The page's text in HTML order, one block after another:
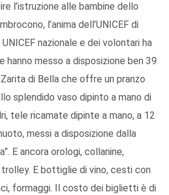
l’istruzione alle bambine dello
l’anima dell’UNICEF di
nazionale e dei volontari ha
hanno messo a disposizione ben 39
di Bella che offre un pranzo
splendido vaso dipinto a mano di
tele ricamate dipinte a mano, a 12
messi a disposizione dalla
E ancora orologi, collanine,
E bottiglie di vino, cesti con
formaggi. Il costo dei biglietti è di